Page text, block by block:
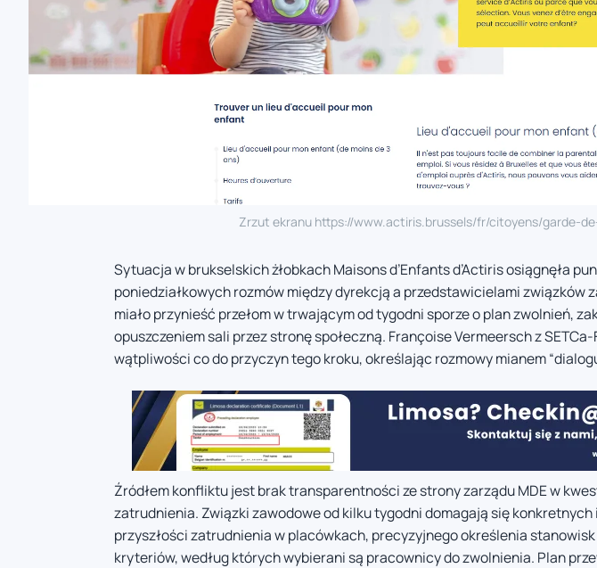
Zrzut ekranu https://www.actiris.brussels/fr/citoyens/garde-
Sytuacja w brukselskich żłobkach Maisons d’Enfants d’Actiris osiągnęła
poniedziałkowych rozmów między dyrekcją a przedstawicielami związków
miało przynieść przełom w trwającym od tygodni sporze o plan zwolnień,
opuszczeniem sali przez stronę społeczną. Françoise Vermeersch z SETCa-
wątpliwości co do przyczyn tego kroku, określając rozmowy mianem
Źródłem konfliktu jest brak transparentności ze strony zarządu MDE w
zatrudnienia. Związki zawodowe od kilku tygodni domagają się
przyszłości zatrudnienia w placówkach, precyzyjnego określenia
kryteriów, według których wybierani są pracownicy do zwolnienia. Plan